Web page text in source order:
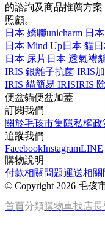
的諮詢及商品推薦方
照顧。
日本 嬌聯unicharm 日本
日本 Mind Up日本 貓
日本 尿片日本 透氣禮
IRIS 銀離子抗菌 IRIS
IRIS 貓簡易 IRISIRIS 除
便盆貓便盆加蓋
訂閱我們
關於毛孩市集隱私權政
追蹤我們
FacebookInstagramLINE
購物說明
付款相關問題運送相關
© Copyright 2026 毛孩
首頁分類購物車找店長